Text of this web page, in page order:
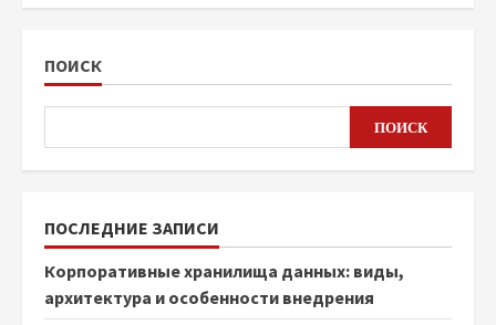
ПОИСК
ПОИСК
ПОСЛЕДНИЕ ЗАПИСИ
Корпоративные хранилища данных: виды,
архитектура и особенности внедрения